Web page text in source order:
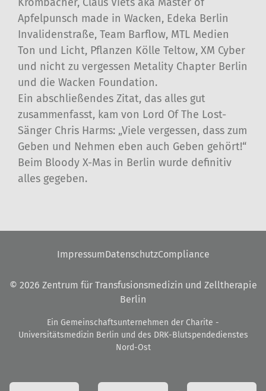
Apfelpunsch made in Wacken, Edeka Berlin
Invalidenstraße, Team Barflow, MTL Medien
Ton und Licht, Pflanzen Kölle Teltow, XM Cyber
und nicht zu vergessen Metality Chapter Berlin
und die Wacken Foundation.
Ein abschließendes Zitat, das alles gut
zusammenfasst, kam von Lord Of The Lost-
Sänger Chris Harms: „Viele vergessen, dass zum
Geben und Nehmen eben auch Geben gehört!“
Beim Bloody X-Mas in Berlin wurde definitiv
alles gegeben.
ImpressumDatenschutzCompliance
© 2026 Zentrum für Transfusionsmedizin und Zelltherapie
Berlin
Ein Gemeinschaftsunternehmen der Charite -
Universitätsmedizin Berlin und des DRK-Blutspendedienstes
Nord-Ost